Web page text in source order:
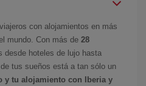
con alojamientos en más
mundo. Con más de 28
desde hoteles de lujo hasta
tus sueños está a tan sólo un
y tu alojamiento con Iberia y